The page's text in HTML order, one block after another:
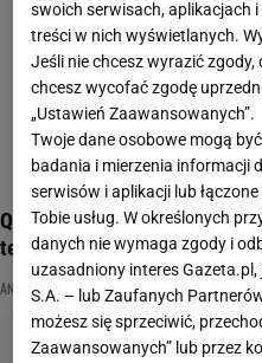
Quiz muzyczny dla fanów
tekście piosenki?
ANIMACJE BAJKI DLA DZIECI DISNEY
swoich serwisach, aplikacjach
treści w nich wyświetlanych.
Jeśli nie chcesz wyrazić
chcesz wycofać zgodę
„Ustawień Zaawansowanych”.
Twoje dane osobowe mogą
badania i mierzenia informacji
serwisów i aplikacji lub
Tobie usług. W określonych
danych nie wymaga zgody i
uzasadniony interes
S.A. – lub Zaufanych
możesz się sprzeciwić,
Zaawansowanych” lub przez